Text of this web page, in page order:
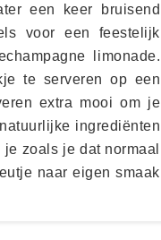
een keer bruisend
voor een feestelijk
limonade.
te serveren op een
extra mooi om je
ingrediënten
zoals je dat normaal
naar eigen smaak